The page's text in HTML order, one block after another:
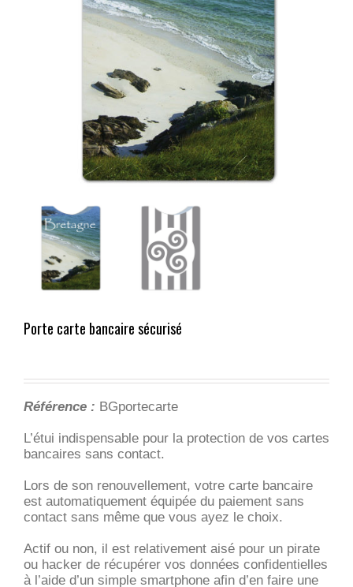
Porte carte bancaire sécurisé
Référence : BGportecarte
L’étui indispensable pour la protection de vos cartes
bancaires sans contact.
Lors de son renouvellement, votre carte bancaire
est automatiquement équipée du paiement sans
contact sans même que vous ayez le choix.
Actif ou non, il est relativement aisé pour un pirate
ou hacker de récupérer vos données confidentielles
à l’aide d’un simple smartphone afin d’en faire une